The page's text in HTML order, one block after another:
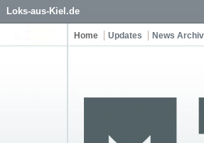
Loks-aus-Kiel.de
Home Updates News Archiv